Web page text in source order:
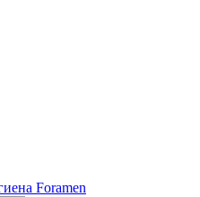
Foramen